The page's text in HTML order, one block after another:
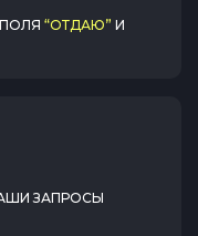
“ОТДАЮ” И
ЗАПРОСЫ